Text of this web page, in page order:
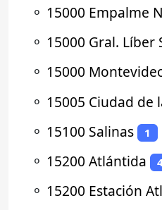
⚬ 15000 Empalme
⚬ 15000 Gral. Líber
⚬ 15000
⚬ 15005 Ciudad de
⚬ 15100 Salinas 1
⚬ 15200 Atlántida
⚬ 15200 Estación